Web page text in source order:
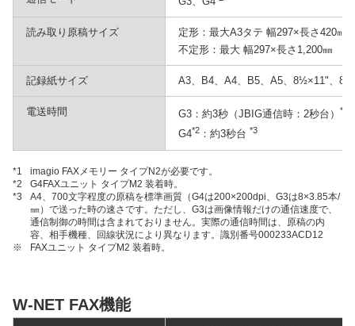
読み取り原稿サイズ
定形：最大A3タテ 幅297×長さ420㎜
不定形：最大 幅297×長さ1,200㎜
記録紙サイズ A3、B4、A4、B5、A5、8½×11"、
電送時間 G3：約3秒（JBIG通信時：2秒台） *3
G4*2 ：約3秒台 *3
*1
imagio FAXメモリー タイプN2が必要です。
*2
G4FAXユニット タイプM2 装着時。
*3
A4、700文字程度の原稿を標準画質（G4は200×200dpi、G3は8×3.85本/
㎜）で送った時の速さです。ただし、G3は画像情報だけの通信速度で、
通信制御の時間は含まれておりません。実際の通信時間は、原稿の内
容、相手機種、回線状況により異なります。識別番号000233ACD12
※
FAXユニット タイプM2 装着時。
W-NET FAX機能